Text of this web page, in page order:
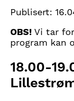
Publisert:
OBS! Vi tar
program kan
18.00-